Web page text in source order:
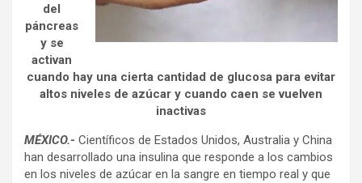
del
páncreas
y se
activan
cuando hay una cierta cantidad de glucosa para evitar
altos niveles de azúcar y cuando caen se vuelven
inactivas
MÉXICO.- Científicos de Estados Unidos, Australia y China
han desarrollado una insulina que responde a los cambios
en los niveles de azúcar en la sangre en tiempo real y que